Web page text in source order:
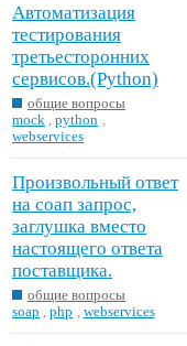
Автоматизация
тестирования
третьесторонних
сервисов.(Python)
общие вопросы
mock
,python
webservices
Произвольный ответ
на соап запрос,
заглушка вместо
настоящего ответа
поставщика.
общие вопросы
soap
,php webservices